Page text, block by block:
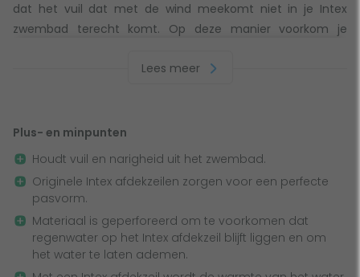
dat het vuil dat met de wind meekomt niet in je Intex
zwembad terecht komt. Op deze manier voorkom je
afdekzeil - Easy Set - 366 cm er voor dat de
maakt van eenIntex Solar Mat
het water in je Intex zwembad te verwarmen. Zorg er
daarom altijd voor dat je jouw Intex zwembad zo snel
mogelijk afdekt met de Intex afdekzeil - Easy Set - 366 cm.
Lees meer
Plus- en minpunten
Houdt vuil en narigheid uit het zwembad.
Originele Intex afdekzeilen zorgen voor een perfecte
pasvorm.
Materiaal is geperforeerd om te voorkomen dat
regenwater op het Intex afdekzeil blijft liggen en om
het water te laten ademen.